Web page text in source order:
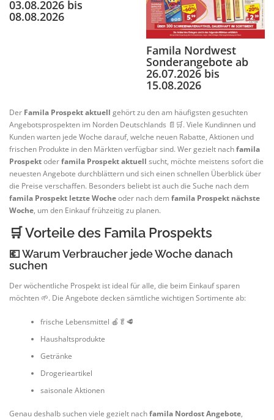
03.08.2026 bis
08.08.2026
Famila Nordwest
Sonderangebote ab
26.07.2026 bis
15.08.2026
Der Famila Prospekt aktuell gehört zu den am häufigsten gesuchten
Angebotsprospekten im Norden Deutschlands 📄🛒. Viele Kundinnen und
Kunden warten jede Woche darauf, welche neuen Rabatte, Aktionen und
frischen Produkte in den Märkten verfügbar sind. Wer gezielt nachfamila
Prospektoderfamila Prospekt aktuell sucht, möchte meistens sofort die
neuesten Angebote durchblättern und sich einen schnellen Überblick über
die Preise verschaffen. Besonders beliebt ist auch die Suche nach dem
famila Prospekt letzte Wocheoder nach dem famila Prospekt nächste
Woche, um den Einkauf frühzeitig zu planen.
🛒 Vorteile des Famila Prospekts
💶 Warum Verbraucher jede Woche danach
suchen
Der wöchentliche Prospekt ist ideal für alle, die beim Einkauf sparen
möchten 🌱. Die Angebote decken sämtliche wichtigen Sortimente ab:
frische Lebensmittel 🍎🥬🥩
Haushaltsprodukte
Getränke
Drogerieartikel
saisonale Aktionen
Genau deshalb suchen viele gezielt nachfamila Nordost Angebote,